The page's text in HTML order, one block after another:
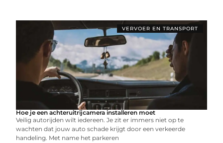
VERVOER EN TRANSPORT
Hoe je een achteruitrijcamera installeren moet
Veilig autorijden wilt iedereen. Je zit er immers niet op te
wachten dat jouw auto schade krijgt door een verkeerde
handeling. Met name het parkeren